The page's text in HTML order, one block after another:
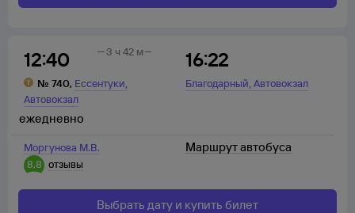
12:40
№ 740, Ессентуки,
Автовокзал
16:22
Благодарный,Автовокзал
3 ч 42 м
Моргунова М.В.
8,8 отзывы
ежедневно
Маршрут автобуса
Выбрать дату и купить билет